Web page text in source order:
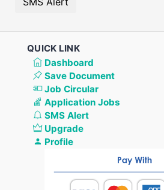
QUICK LINK
Dashboard
Save Document
Job Circular
Application Jobs
SMS Alert
Upgrade
Profile